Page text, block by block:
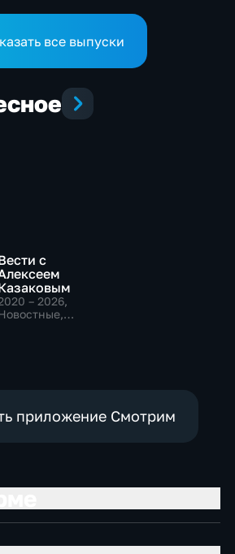
все выпуски
с
– 2026,
приложение Смотрим